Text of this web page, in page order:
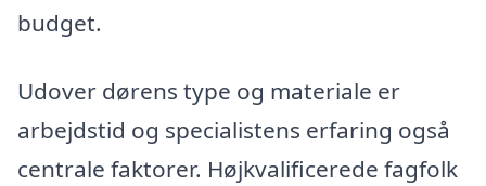
budget.
Udover dørens type og materiale er
arbejdstid og specialistens erfaring også
centrale faktorer. Højkvalificerede fagfolk